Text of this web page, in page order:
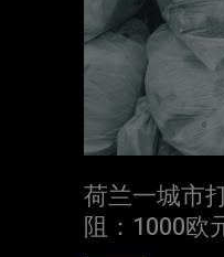
荷兰一城市
阻：1000欧